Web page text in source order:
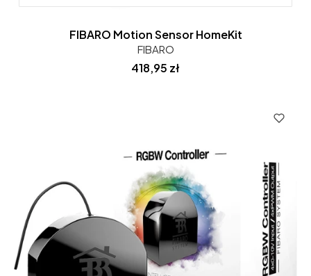
FIBARO Motion Sensor HomeKit
FIBARO
Cena
418,95 zł